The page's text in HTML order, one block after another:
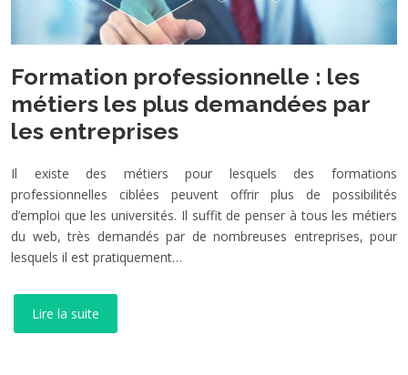
Formation professionnelle : les
métiers les plus demandées par
les entreprises
Il existe des métiers pour lesquels des formations
professionnelles ciblées peuvent offrir plus de possibilités
d’emploi que les universités. Il suffit de penser à tous les métiers
du web, très demandés par de nombreuses entreprises, pour
lesquels il est pratiquement…
Lire la suite